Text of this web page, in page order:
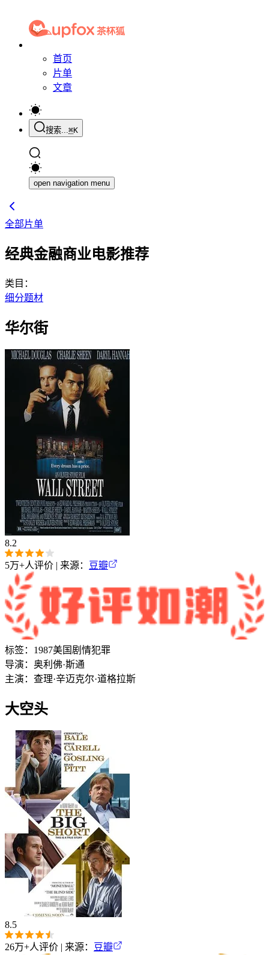
首页
片单
文章
搜索...⌘K
open navigation menu
全部片单
经典金融商业电影推荐
类目：
细分题材
华尔街
8.2
5万+人评价 | 来源： 豆瓣
标签： 1987美国 剧情犯罪
导演： 奥利佛·斯通
主演： 查理·辛迈克尔·道格拉斯
大空头
8.5
26万+人评价 | 来源： 豆瓣